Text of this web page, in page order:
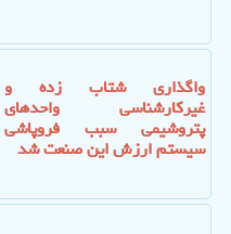
واگذاری شتاب زده و
غیرکارشناسی واحدهای
پتروشیمی سبب فروپاشی
سیستم ارزش این صنعت شد